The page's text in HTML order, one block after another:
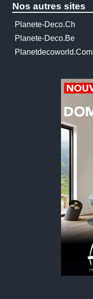
Nos autres sites
Planete-Deco.ch
Planete-Deco.be
Planetdecoworld.com